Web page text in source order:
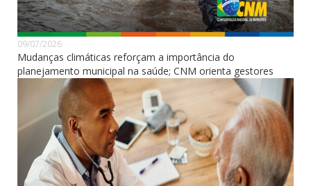
09/07/2026
Mudanças climáticas reforçam a importância do
planejamento municipal na saúde; CNM orienta gestores